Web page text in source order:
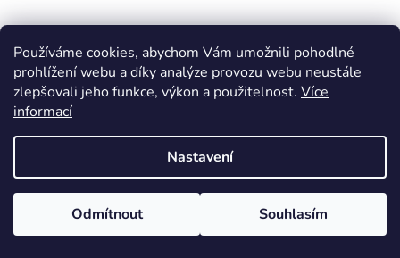
Používáme cookies, abychom Vám umožnili pohodlné
prohlížení webu a díky analýze provozu webu neustále
zlepšovali jeho funkce, výkon a použitelnost. Více
informací
Nastavení
Odmítnout Souhlasím